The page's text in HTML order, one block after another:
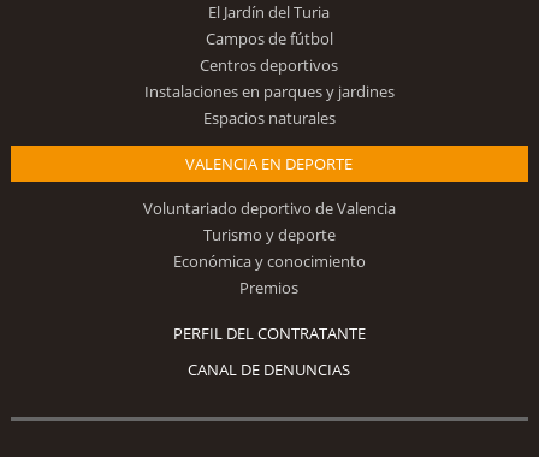
El Jardín del Turia
Campos de fútbol
Centros deportivos
Instalaciones en parques y jardines
Espacios naturales
VALENCIA EN DEPORTE
Voluntariado deportivo de Valencia
Turismo y deporte
Económica y conocimiento
Premios
PERFIL DEL CONTRATANTE
CANAL DE DENUNCIAS
Síguenos